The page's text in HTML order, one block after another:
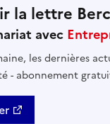
la lettre
avec
les dernières
- abonnement